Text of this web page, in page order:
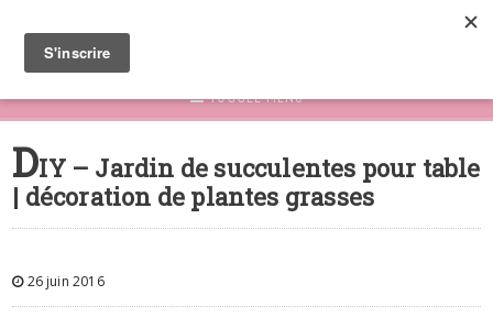
TOGGLE MENU
DIY – Jardin de succulentes pour table
| décoration de plantes grasses
26 juin 2016